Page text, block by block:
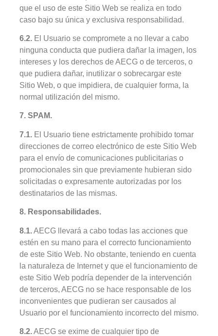
que el uso de este Sitio Web se realiza en todo
caso bajo su única y exclusiva responsabilidad.
6.2. El Usuario se compromete a no llevar a cabo
ninguna conducta que pudiera dañar la imagen, los
intereses y los derechos de AECG o de terceros, o
que pudiera dañar, inutilizar o sobrecargar este
Sitio Web, o que impidiera, de cualquier forma, la
normal utilización del mismo.
7. SPAM.
7.1. El Usuario tiene estrictamente prohibido tomar
direcciones de correo electrónico de este Sitio Web
para el envío de comunicaciones publicitarias o
promocionales sin que previamente hubieran sido
solicitadas o expresamente autorizadas por los
destinatarios de las mismas.
8. Responsabilidades.
8.1.AECG llevará a cabo todas las acciones que
estén en su mano para el correcto funcionamiento
de este Sitio Web. No obstante, teniendo en cuenta
la naturaleza de Internet y que el funcionamiento de
este Sitio Web podría depender de la intervención
de terceros, AECG no se hace responsable de los
inconvenientes que pudieran ser causados al
Usuario por el funcionamiento incorrecto del mismo.
8.2.AECG se exime de cualquier tipo de